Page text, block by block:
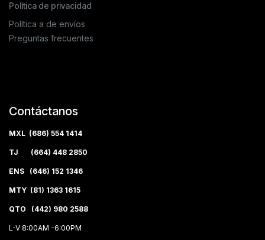
Política de privacidad
Política a de envíos
Preguntas frecuentes
Contáctanos
MXL (686) 554 1414
TJ (664) 448 2850
ENS (646) 152 1346
MTY (81) 1363 1615
QTO (442) 980 2588
L-V 8:00AM -6:00PM